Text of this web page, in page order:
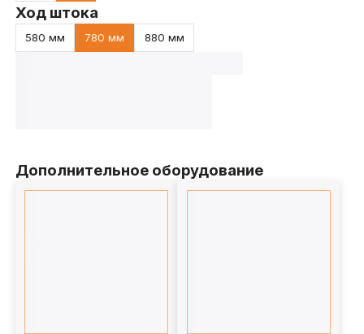
Ход штока
580 мм 780 мм 880 мм
Дополнительное оборудование